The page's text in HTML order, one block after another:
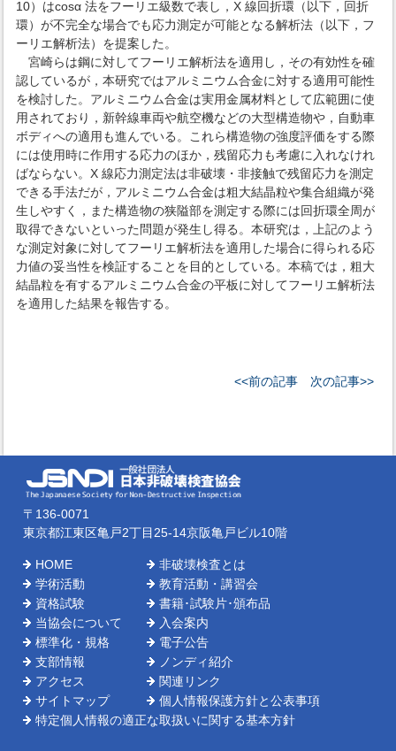
10）はcosα 法をフーリエ級数で表し，X 線回折環（以下，回折
環）が不完全な場合でも応力測定が可能となる解析法（以下，フ
ーリエ解析法）を提案した。
宮崎らは鋼に対してフーリエ解析法を適用し，その有効性を確
認しているが，本研究ではアルミニウム合金に対する適用可能性
を検討した。アルミニウム合金は実用金属材料として広範囲に使
用されており，新幹線車両や航空機などの大型構造物や，自動車
ボディへの適用も進んでいる。これら構造物の強度評価をする際
には使用時に作用する応力のほか，残留応力も考慮に入れなけれ
ばならない。X 線応力測定法は非破壊・非接触で残留応力を測定
できる手法だが，アルミニウム合金は粗大結晶粒や集合組織が発
生しやすく，また構造物の狭隘部を測定する際には回折環全周が
取得できないといった問題が発生し得る。本研究は，上記のよう
な測定対象に対してフーリエ解析法を適用した場合に得られる応
力値の妥当性を検証することを目的としている。本稿では，粗大
結晶粒を有するアルミニウム合金の平板に対してフーリエ解析法
を適用した結果を報告する。
<<前の記事 次の記事>>
〒136-0071
東京都江東区亀戸2丁目25-14京阪亀戸ビル10階
HOME
非破壊検査とは
学術活動
教育活動・講習会
資格試験
書籍･試験片･頒布品
当協会について
入会案内
標準化・規格
電子公告
支部情報
ノンディ紹介
アクセス
関連リンク
サイトマップ
個人情報保護方針と公表事項
特定個人情報の適正な取扱いに関する基本方針